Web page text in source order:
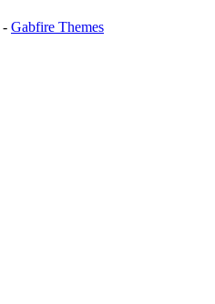
- Gabfire Themes